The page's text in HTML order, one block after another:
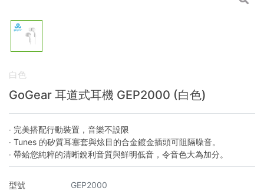
白色
GoGear 耳道式耳機 GEP2000 (白色)
‧ 完美搭配行動裝置，音樂不設限
‧ Tunes 的矽質耳塞套與炫目的合金鍍金插頭可阻隔噪音。
‧ 帶給您純粹的清晰銳利音質與鮮明低音，令音色大為加分。
型號
GEP2000